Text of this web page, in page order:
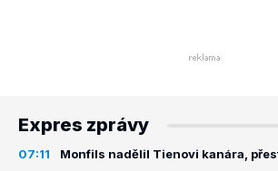
Expres zprávy
07:11 Monfils nadělil Tienovi kanára,